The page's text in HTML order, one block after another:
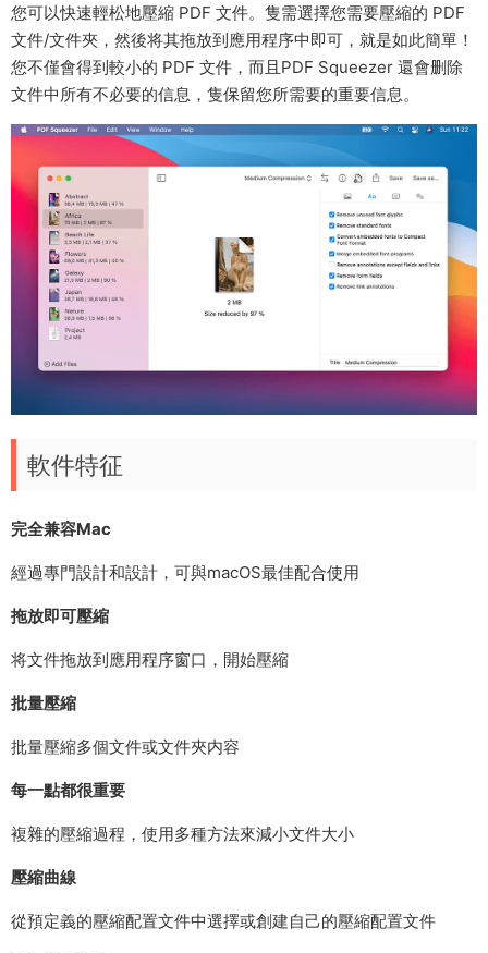
您可以快速輕松地壓縮 PDF 文件。隻需選擇您需要壓縮的 PDF
文件/文件夾，然後将其拖放到應用程序中即可，就是如此簡單！
您不僅會得到較小的 PDF 文件，而且PDF Squeezer 還會删除
文件中所有不必要的信息，隻保留您所需要的重要信息。
軟件特征
完全兼容Mac
經過專門設計和設計，可與macOS最佳配合使用
拖放即可壓縮
将文件拖放到應用程序窗口，開始壓縮
批量壓縮
批量壓縮多個文件或文件夾内容
每一點都很重要
複雜的壓縮過程，使用多種方法來減小文件大小
壓縮曲線
從預定義的壓縮配置文件中選擇或創建自己的壓縮配置文件